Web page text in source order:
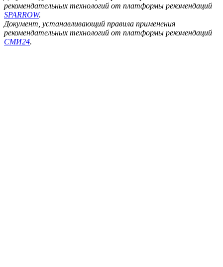
рекомендательных технологий от платформы рекомендаций
SPARROW.
Документ, устанавливающий правила применения
рекомендательных технологий от платформы рекомендаций
СМИ24.